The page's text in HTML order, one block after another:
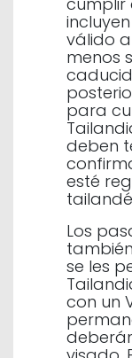
válido
menos
para
deben
esté
Los
se les
con un